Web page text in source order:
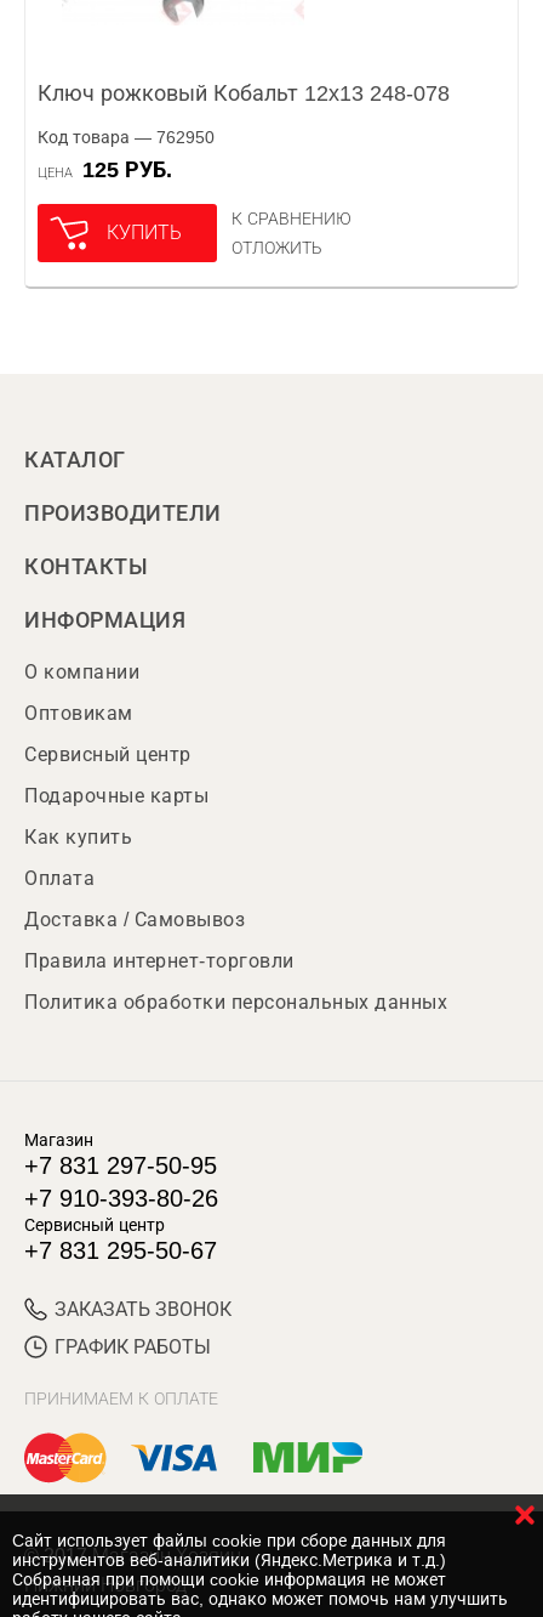
Ключ рожковый Кобальт 12x13 248-078
Код товара — 762950
ЦЕНА 125 РУБ.
КУПИТЬ
К СРАВНЕНИЮ
ОТЛОЖИТЬ
КАТАЛОГ
ПРОИЗВОДИТЕЛИ
КОНТАКТЫ
ИНФОРМАЦИЯ
О компании
Оптовикам
Сервисный центр
Подарочные карты
Как купить
Оплата
Доставка / Самовывоз
Правила интернет-торговли
Политика обработки персональных данных
Магазин
+7 831 297-50-95
+7 910-393-80-26
Сервисный центр
+7 831 295-50-67
ЗАКАЗАТЬ ЗВОНОК
ГРАФИК РАБОТЫ
ПРИНИМАЕМ К ОПЛАТЕ
© 2017 Магазин Хозяин
Нижний Новгород
Cайт использует файлы cookie при сборе данных для
инструментов веб-аналитики (Яндекс.Метрика и т.д.)
Собранная при помощи cookie информация не может
идентифицировать вас, однако может помочь нам улучшить